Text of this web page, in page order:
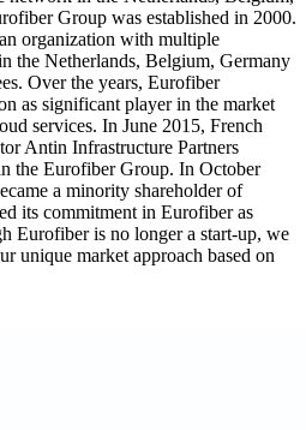
Group was established in 2000.
organization with multiple
the Netherlands, Belgium, Germany
Over the years, Eurofiber
as significant player in the market
services. In June 2015, French
Antin Infrastructure Partners
the Eurofiber Group. In October
a minority shareholder of
its commitment in Eurofiber as
Eurofiber is no longer a start-up, we
unique market approach based on